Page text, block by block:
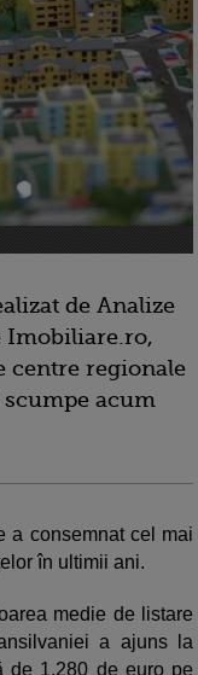
de Analize
Imobiliare.ro,
centre regionale
acum
a consemnat cel mai
în ultimii ani.
medie de listare
a ajuns la
de 1.280 de euro pe